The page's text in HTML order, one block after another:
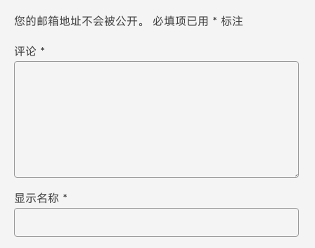
您的邮箱地址不会被公开。 必填项已用 * 标注
评论 *
显示名称 *